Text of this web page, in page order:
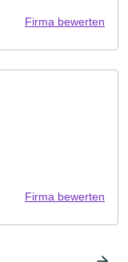
Firma bewerten
Firma bewerten